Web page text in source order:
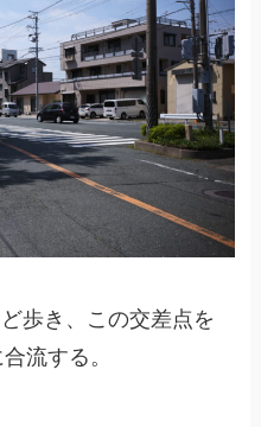
歩き、この交差点を
流する。